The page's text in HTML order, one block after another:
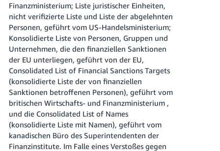
Finanzministerium; Liste juristischer Einheiten,
nicht verifizierte Liste und Liste der abgelehnten
Personen, geführt vom US-Handelsministerium;
Konsolidierte Liste von Personen, Gruppen und
Unternehmen, die den finanziellen Sanktionen
der EU unterliegen, geführt von der EU,
Consolidated List of Financial Sanctions Targets
(konsolidierte Liste der von finanziellen
Sanktionen betroffenen Personen), geführt vom
britischen Wirtschafts- und Finanzministerium ,
und die Consolidated List of Names
(konsolidierte Liste mit Namen), geführt vom
kanadischen Büro des Superintendenten der
Finanzinstitute. Im Falle eines Verstoßes gegen